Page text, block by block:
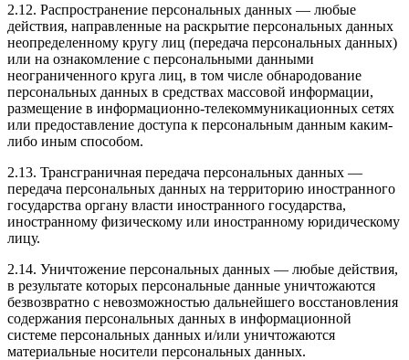
2.12. Распространение персональных данных — любые
действия, направленные на раскрытие персональных данных
неопределенному кругу лиц (передача персональных данных)
или на ознакомление с персональными данными
неограниченного круга лиц, в том числе обнародование
персональных данных в средствах массовой информации,
размещение в информационно-телекоммуникационных сетях
или предоставление доступа к персональным данным каким-
либо иным способом.
2.13. Трансграничная передача персональных данных —
передача персональных данных на территорию иностранного
государства органу власти иностранного государства,
иностранному физическому или иностранному юридическому
лицу.
2.14. Уничтожение персональных данных — любые действия,
в результате которых персональные данные уничтожаются
безвозвратно с невозможностью дальнейшего восстановления
содержания персональных данных в информационной
системе персональных данных и/или уничтожаются
материальные носители персональных данных.